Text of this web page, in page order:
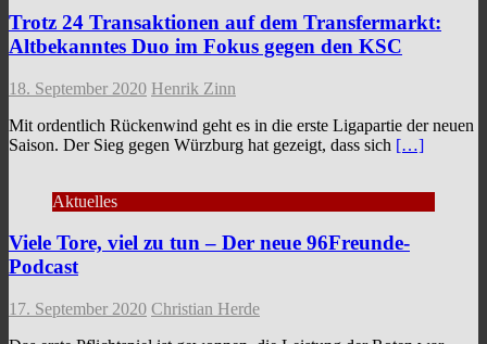
Trotz 24 Transaktionen auf dem Transfermarkt:
Altbekanntes Duo im Fokus gegen den KSC
18. September 2020 Henrik Zinn
Mit ordentlich Rückenwind geht es in die erste Ligapartie der neuen
Saison. Der Sieg gegen Würzburg hat gezeigt, dass sich […]
Aktuelles
Viele Tore, viel zu tun – Der neue 96Freunde-
Podcast
17. September 2020 Christian Herde